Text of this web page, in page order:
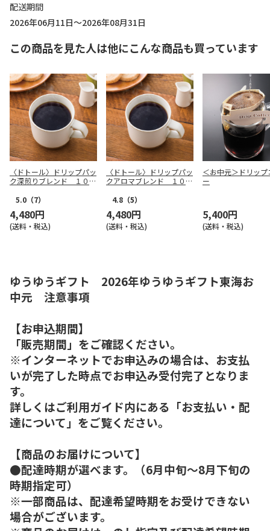
配送期間
2026年06月11日～2026年08月31日
この商品を見た人は他にこんな商品も買っています
〈ドトール〉ドリップパッ
ク深煎りブレンド １００
5.0 （7）
4,480円
(送料・税込)
〈ドトール〉ドリップパッ
クアロマブレンド １００
4.8 （5）
4,480円
(送料・税込)
＜お中元＞ドリップ
ー
5,400円
(送料・税込)
ゆうゆうギフト 2026年ゆうゆうギフト東海お
中元 注意事項
【お申込期間】
「販売期間」をご確認ください。
※インターネットでお申込みの場合は、お支払
いが完了した時点でお申込み受付完了となりま
す。
詳しくはご利用ガイド内にある「お支払い・配
達について」をご覧ください。
【商品のお届けについて】
●配達時期が選べます。（6月中旬～8月下旬の
時期指定可）
※一部商品は、配達希望時期をお受けできない
場合がございます。